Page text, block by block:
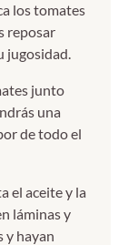
los tomates
reposar
jugosidad.
junto
una
de todo el
el aceite y la
láminas y
y hayan